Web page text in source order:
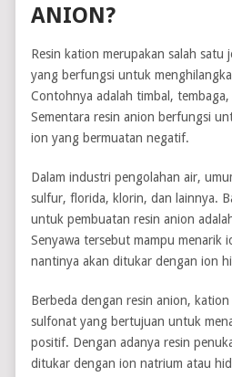
ANION?
Resin kation merupakan salah satu
yang berfungsi untuk
Contohnya adalah timbal,
Sementara resin anion berfungsi
ion yang bermuatan negatif.
Dalam industri pengolahan air,
sulfur, florida, klorin, dan lainnya.
untuk pembuatan resin anion
Senyawa tersebut mampu menarik
nantinya akan ditukar dengan ion
Berbeda dengan resin anion,
sulfonat yang bertujuan untuk
positif. Dengan adanya resin
ditukar dengan ion natrium atau